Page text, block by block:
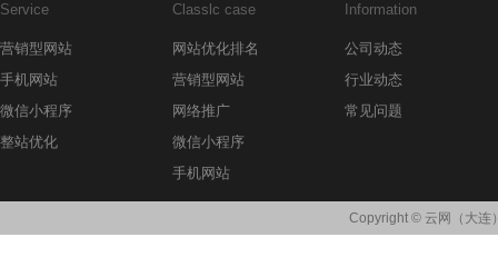
Service
营销型网站
手机网站
微信小程序
整站优化
Classlc case
网站优化排名
营销型网站
网络推广
微信小程序
手机网站
Information
公司动态
行业动态
常见问题
Copyright © 云网（大